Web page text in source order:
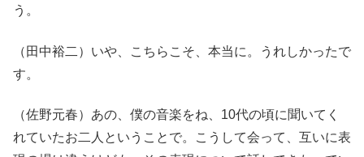
う。
（田中裕二）いや、こちらこそ、本当に。うれしかったで
す。
（佐野元春）あの、僕の音楽をね、10代の頃に聞いてく
れていたお二人ということで。こうして会って、互いに表